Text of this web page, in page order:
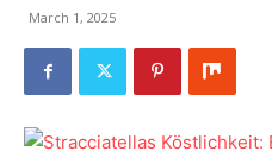
March 1, 2025